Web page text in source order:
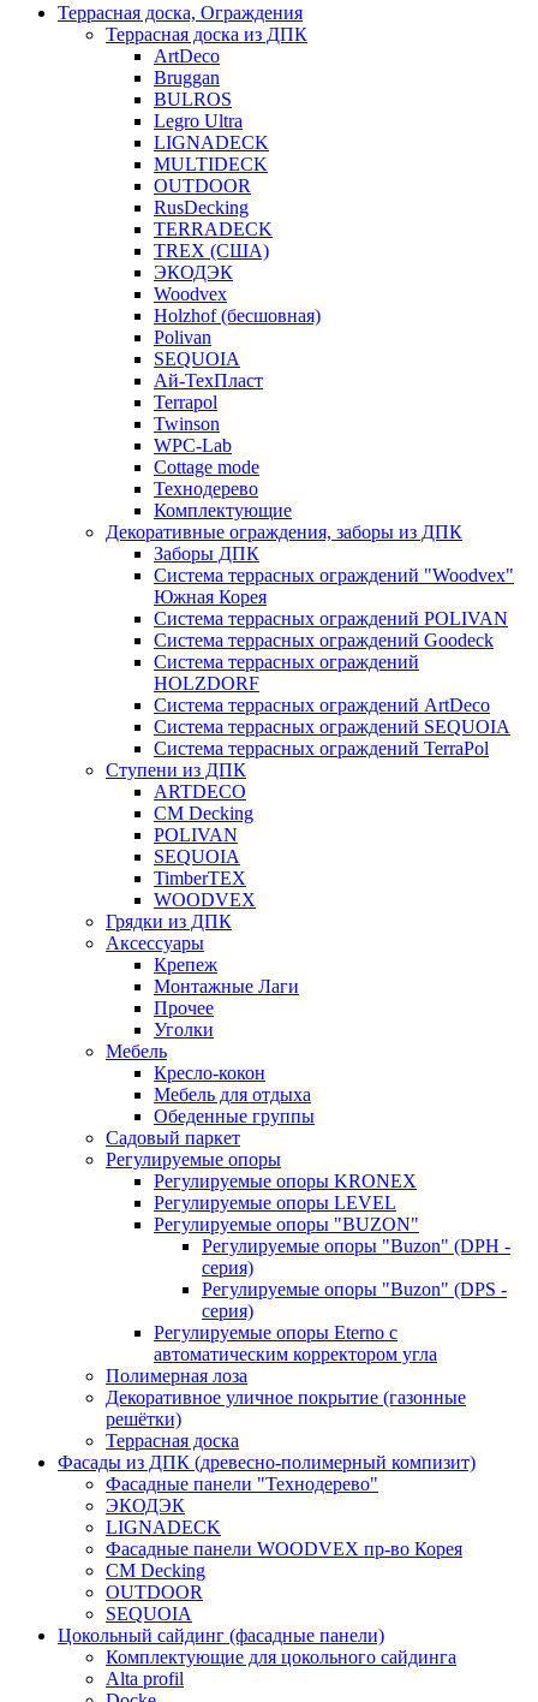
Террасная доска, Ограждения
Террасная доска из ДПК
ArtDeco
Bruggan
BULROS
Legro Ultra
LIGNADECK
MULTIDECK
OUTDOOR
RusDecking
TERRADECK
TREX (США)
ЭКОДЭК
Woodvex
Holzhof (бесшовная)
Polivan
SEQUOIA
Ай-ТехПласт
Terrapol
Twinson
WPC-Lab
Cottage mode
Технодерево
Комплектующие
Декоративные ограждения, заборы из ДПК
Заборы ДПК
Система террасных ограждений "Woodvex"
Южная Корея
Система террасных ограждений POLIVAN
Система террасных ограждений Goodeck
Система террасных ограждений
HOLZDORF
Система террасных ограждений ArtDeco
Система террасных ограждений SEQUOIA
Система террасных ограждений TerraPol
Ступени из ДПК
ARTDECO
CM Decking
POLIVAN
SEQUOIA
TimberTEX
WOODVEX
Грядки из ДПК
Аксессуары
Крепеж
Монтажные Лаги
Прочее
Уголки
Мебель
Кресло-кокон
Мебель для отдыха
Обеденные группы
Садовый паркет
Регулируемые опоры
Регулируемые опоры KRONEX
Регулируемые опоры LEVEL
Регулируемые опоры "BUZON"
Регулируемые опоры "Buzon" (DPH -
серия)
Регулируемые опоры "Buzon" (DPS -
серия)
Регулируемые опоры Eterno с
автоматическим корректором угла
Полимерная лоза
Декоративное уличное покрытие (газонные
решётки)
Террасная доска
Фасады из ДПК (древесно-полимерный компизит)
Фасадные панели "Технодерево"
ЭКОДЭК
LIGNADECK
Фасадные панели WOODVEX пр-во Корея
CM Decking
OUTDOOR
SEQUOIA
Цокольный сайдинг (фасадные панели)
Комплектующие для цокольного сайдинга
Alta profil